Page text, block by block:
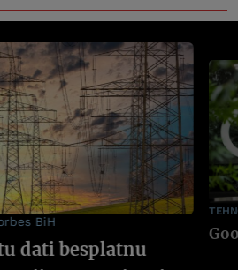
BiH
dati besplatnu